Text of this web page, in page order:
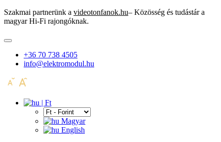
Szakmai partnerünk a videotonfanok.hu– Közösség és tudástár a
magyar Hi-Fi rajongóknak.
+36 70 738 4505
info@elektromodul.hu
| Ft
Magyar
English